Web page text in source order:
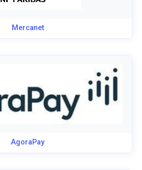
Mercanet
AgoraPay